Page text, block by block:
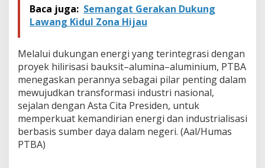
Baca juga: Semangat Gerakan Dukung
Lawang Kidul Zona Hijau
Melalui dukungan energi yang terintegrasi dengan
proyek hilirisasi bauksit–alumina–aluminium, PTBA
menegaskan perannya sebagai pilar penting dalam
mewujudkan transformasi industri nasional,
sejalan dengan Asta Cita Presiden, untuk
memperkuat kemandirian energi dan industrialisasi
berbasis sumber daya dalam negeri. (Aal/Humas
PTBA)